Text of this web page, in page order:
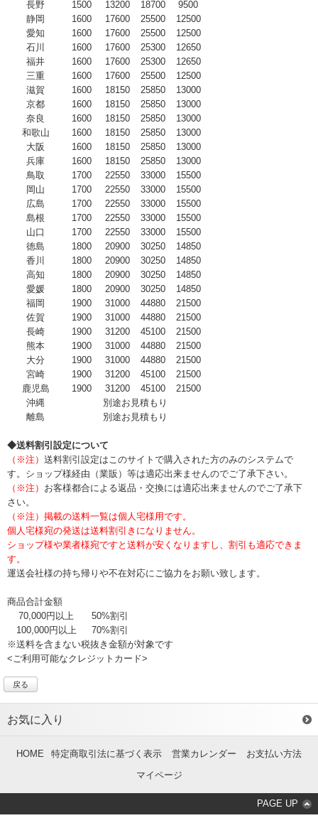
長野
1500 13200 18700
9500
静岡
1600 17600 25500
12500
愛知
1600 17600 25500
12500
石川
1600 17600 25300
12650
福井
1600 17600 25300
12650
三重
1600 17600 25500
12500
滋賀
1600 18150 25850
13000
京都
1600 18150 25850
13000
奈良
1600 18150 25850
13000
和歌山
1600 18150 25850
13000
大阪
1600 18150 25850
13000
兵庫
1600 18150 25850
13000
鳥取
1700 22550 33000
15500
岡山
1700 22550 33000
15500
広島
1700 22550 33000
15500
島根
1700 22550 33000
15500
山口
1700 22550 33000
15500
徳島
1800 20900 30250
14850
香川
1800 20900 30250
14850
高知
1800 20900 30250
14850
愛媛
1800 20900 30250
14850
福岡
1900 31000 44880
21500
佐賀
1900 31000 44880
21500
長崎
1900 31200 45100
21500
熊本
1900 31000 44880
21500
大分
1900 31000 44880
21500
宮崎
1900 31200 45100
21500
鹿児島
1900 31200 45100
21500
沖縄
別途お見積もり
離島
別途お見積もり
◆送料割引設定について
（※注） 送料割引設定はこのサイトで購入された方のみのシステムで
す。ショップ様経由（業販）等は適応出来ませんのでご了承下さい。
（※注） お客様都合による返品・交換には適応出来ませんのでご了承下
さい。
（※注）掲載の送料一覧は個人宅様用です。
個人宅様宛の発送は送料割引きになりません。
ショップ様や業者様宛ですと送料が安くなりますし、割引も適応できま
す。
運送会社様の持ち帰りや不在対応にご協力をお願い致します。
商品合計金額
70,000円以上
50%割引
100,000円以上
70%割引
※送料を含まない税抜き金額が対象です
<ご利用可能なクレジットカード>
戻る
お気に入り
HOME 特定商取引法に基づく表示 営業カレンダー
お支払い方法
マイページ
PAGE UP